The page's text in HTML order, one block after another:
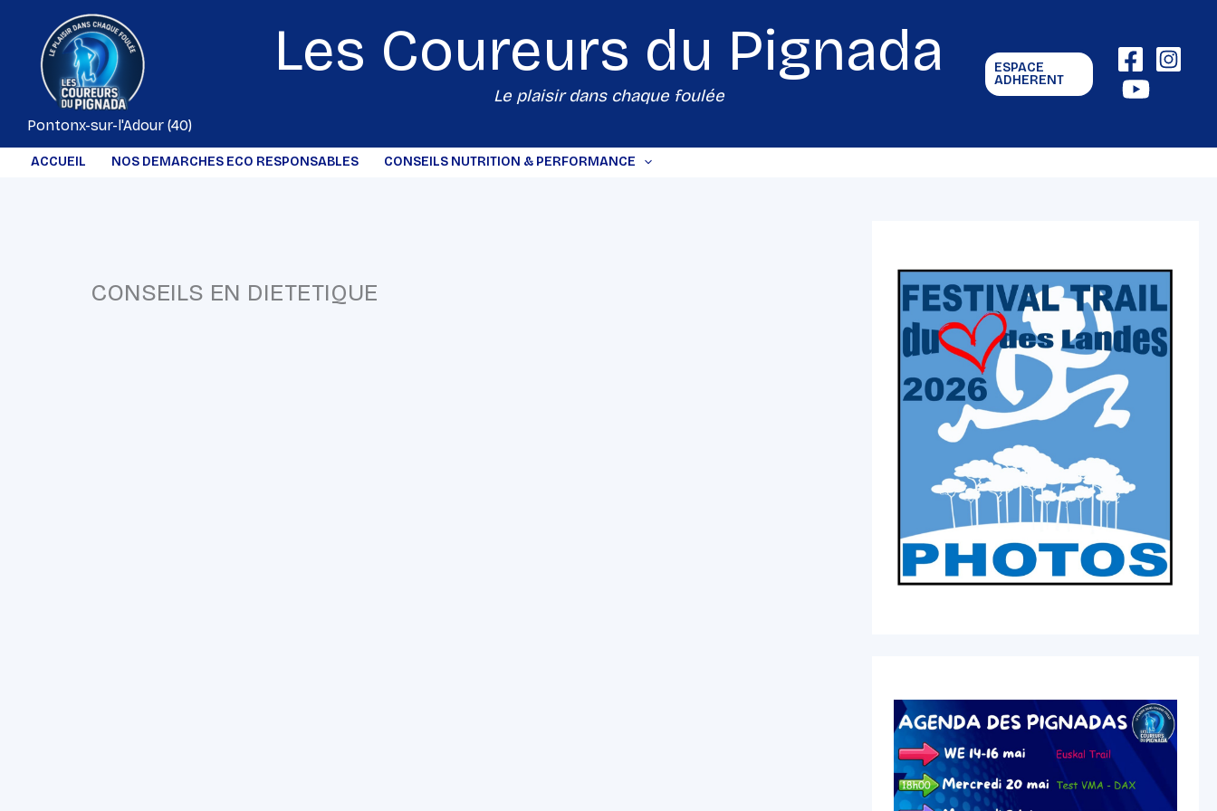
contenu
Pontonx-sur-l'Adour (40)
Les Coureurs du Pignada
Le plaisir dans chaque foulée
ESPACE
ADHERENT
ACCUEIL NOS DEMARCHES ECO RESPONSABLES CONSEILS NUTRITION & PERFORMANCE
CONSEILS EN DIETETIQUE